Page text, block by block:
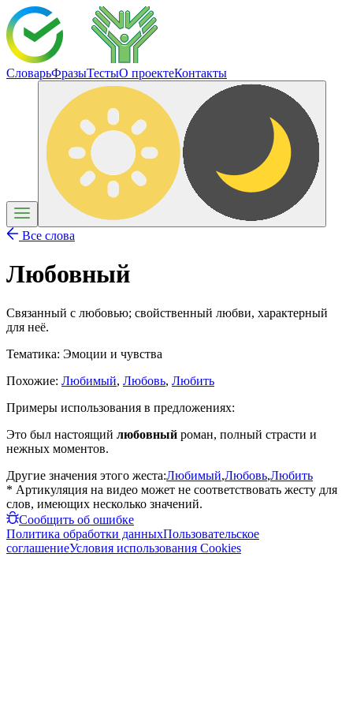
СловарьФразыТестыО проектеКонтакты
Все слова
Любовный
Связанный с любовью; свойственный любви, характерный
для неё.
Тематика: Эмоции и чувства
Похожие: Любимый, Любовь, Любить
Примеры использования в предложениях:
Это был настоящий любовный роман, полный страсти и
нежных моментов.
Другие значения этого жеста:Любимый,Любовь,Любить
* Артикуляция на видео может не соответствовать жесту для
слов, имеющих несколько значений.
Сообщить об ошибке
Политика обработки данныхПользовательское
соглашениеУсловия использования Cookies